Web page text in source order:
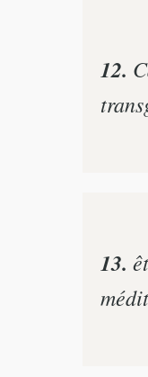
12.
13.